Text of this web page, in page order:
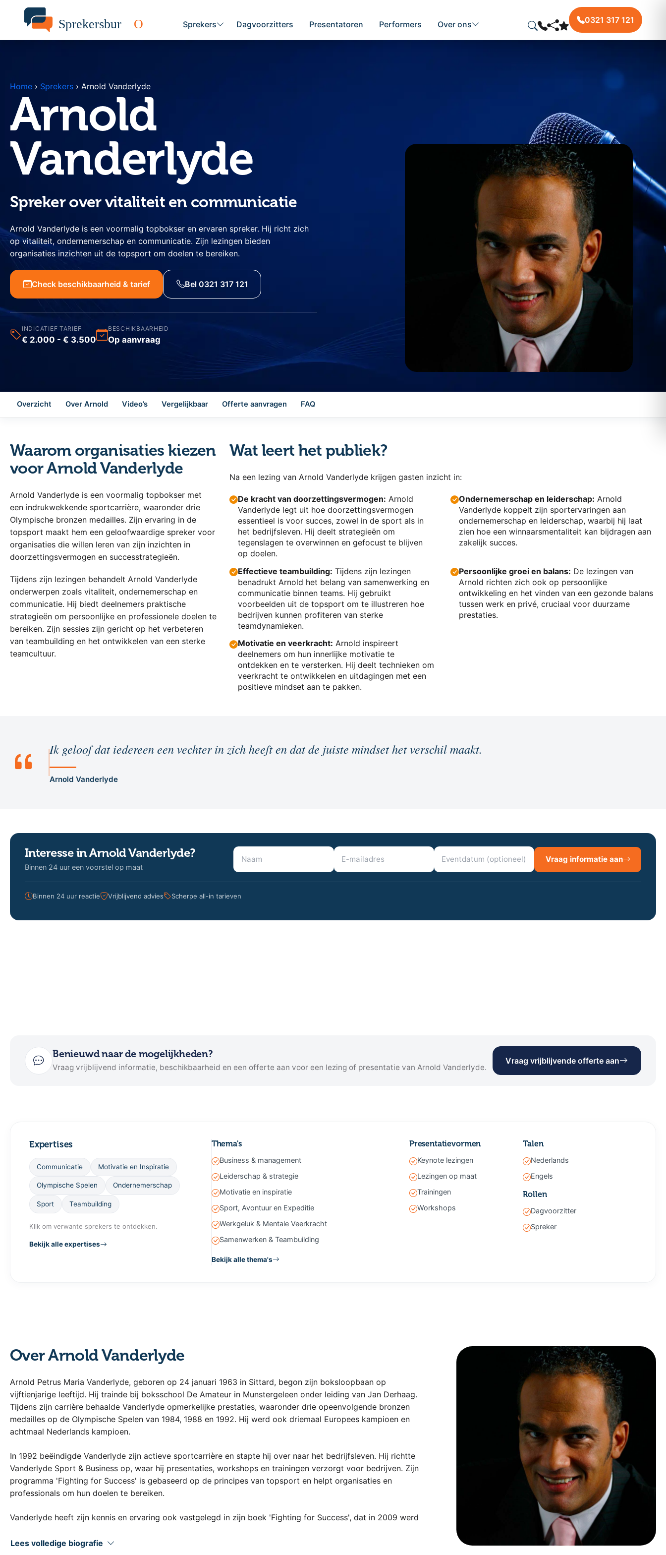
Sprekers Dagvoorzitters Presentatoren Performers Over ons 0321 317 121
Home › Sprekers › Arnold Vanderlyde
Arnold
Vanderlyde
Spreker over vitaliteit en communicatie
Arnold Vanderlyde is een voormalig topbokser en ervaren spreker. Hij richt zich
op vitaliteit, ondernemerschap en communicatie. Zijn lezingen bieden
organisaties inzichten uit de topsport om doelen te bereiken.
Check beschikbaarheid & tarief Bel 0321 317 121
INDICATIEF TARIEF
€ 2.000 - € 3.500
BESCHIKBAARHEID
Op aanvraag
Overzicht Over Arnold Video’s Vergelijkbaar Offerte aanvragen FAQ
Waarom organisaties kiezen
voor Arnold Vanderlyde
Arnold Vanderlyde is een voormalig topbokser met
een indrukwekkende sportcarrière, waaronder drie
Olympische bronzen medailles. Zijn ervaring in de
topsport maakt hem een geloofwaardige spreker voor
organisaties die willen leren van zijn inzichten in
doorzettingsvermogen en successtrategieën.
Tijdens zijn lezingen behandelt Arnold Vanderlyde
onderwerpen zoals vitaliteit, ondernemerschap en
communicatie. Hij biedt deelnemers praktische
strategieën om persoonlijke en professionele doelen te
bereiken. Zijn sessies zijn gericht op het verbeteren
van teambuilding en het ontwikkelen van een sterke
teamcultuur.
Wat leert het publiek?
Na een lezing van Arnold Vanderlyde krijgen gasten inzicht in:
De kracht van doorzettingsvermogen: Arnold
Vanderlyde legt uit hoe doorzettingsvermogen
essentieel is voor succes, zowel in de sport als in
het bedrijfsleven. Hij deelt strategieën om
tegenslagen te overwinnen en gefocust te blijven
op doelen.
Effectieve teambuilding: Tijdens zijn lezingen
benadrukt Arnold het belang van samenwerking en
communicatie binnen teams. Hij gebruikt
voorbeelden uit de topsport om te illustreren hoe
bedrijven kunnen profiteren van sterke
teamdynamieken.
Motivatie en veerkracht: Arnold inspireert
deelnemers om hun innerlijke motivatie te
ontdekken en te versterken. Hij deelt technieken om
veerkracht te ontwikkelen en uitdagingen met een
positieve mindset aan te pakken.
Ondernemerschap en leiderschap: Arnold
Vanderlyde koppelt zijn sportervaringen aan
ondernemerschap en leiderschap, waarbij hij laat
zien hoe een winnaarsmentaliteit kan bijdragen aan
zakelijk succes.
Persoonlijke groei en balans: De lezingen van
Arnold richten zich ook op persoonlijke
ontwikkeling en het vinden van een gezonde balans
tussen werk en privé, cruciaal voor duurzame
prestaties.
Ik geloof dat iedereen een vechter in zich heeft en dat de juiste mindset het verschil maakt.
Arnold Vanderlyde
Interesse in Arnold Vanderlyde?
Binnen 24 uur een voorstel op maat
Vraag informatie aan
Binnen 24 uur reactie Vrijblijvend advies Scherpe all-in tarieven
Benieuwd naar de mogelijkheden?
Vraag vrijblijvend informatie, beschikbaarheid en een offerte aan voor een lezing of presentatie van Arnold Vanderlyde.
Vraag vrijblijvende offerte aan
Expertises
Communicatie Motivatie en Inspiratie
Olympische Spelen Ondernemerschap
Sport Teambuilding
Klik om verwante sprekers te ontdekken.
Bekijk alle expertises
Thema's
Business & management
Leiderschap & strategie
Motivatie en inspiratie
Sport, Avontuur en Expeditie
Werkgeluk & Mentale Veerkracht
Samenwerken & Teambuilding
Bekijk alle thema's
Presentatievormen
Keynote lezingen
Lezingen op maat
Trainingen
Workshops
Talen
Nederlands
Engels
Rollen
Dagvoorzitter
Spreker
Over Arnold Vanderlyde
Arnold Petrus Maria Vanderlyde, geboren op 24 januari 1963 in Sittard, begon zijn boksloopbaan op
vijftienjarige leeftijd. Hij trainde bij boksschool De Amateur in Munstergeleen onder leiding van Jan Derhaag.
Tijdens zijn carrière behaalde Vanderlyde opmerkelijke prestaties, waaronder drie opeenvolgende bronzen
medailles op de Olympische Spelen van 1984, 1988 en 1992. Hij werd ook driemaal Europees kampioen en
achtmaal Nederlands kampioen.
In 1992 beëindigde Vanderlyde zijn actieve sportcarrière en stapte hij over naar het bedrijfsleven. Hij richtte
Vanderlyde Sport & Business op, waar hij presentaties, workshops en trainingen verzorgt voor bedrijven. Zijn
programma 'Fighting for Success' is gebaseerd op de principes van topsport en helpt organisaties en
professionals om hun doelen te bereiken.
Vanderlyde heeft zijn kennis en ervaring ook vastgelegd in zijn boek 'Fighting for Success', dat in 2009 werd
zijn ambassadeurschap voor Right To Play, waarvoor hij Oeganda en Burundi bezocht.
Lees volledige biografie